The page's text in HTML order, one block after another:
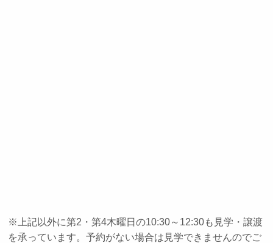
※上記以外に第2・第4木曜日の10:30～12:30も見学・譲渡
を承っています。予約がない場合は見学できませんのでご